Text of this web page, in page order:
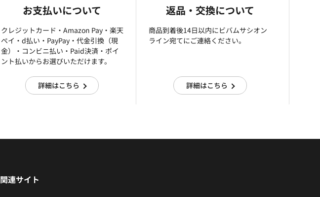
お支払いについて
クレジットカード・Amazon Pay・楽天
ぺイ・d払い・PayPay・代金引換（現
金）・コンビニ払い・Paid決済・ポイ
ント払いからお選びいただけます。
詳細はこちら
返品・交換について
商品到着後14日以内にビバムサシオン
ライン宛てにご連絡ください。
詳細はこちら
関連サイト